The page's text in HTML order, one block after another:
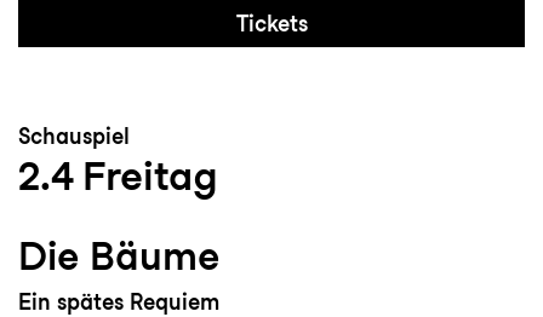
Tickets
Schauspiel
2.4 Freitag
Die Bäume
Ein spätes Requiem